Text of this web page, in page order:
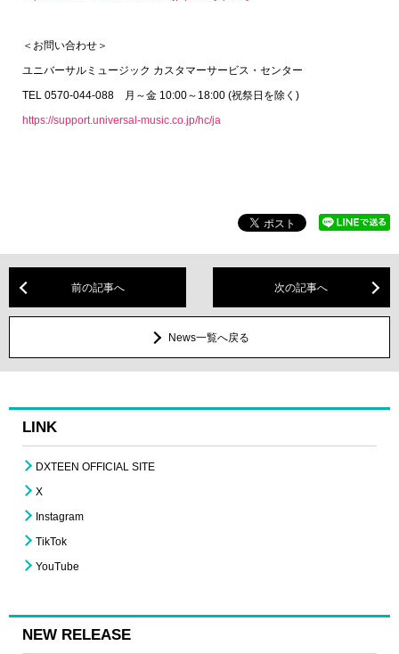
＜お問い合わせ＞
ユニバーサルミュージック カスタマーサービス・センター
TEL 0570-044-088 月～金 10:00～18:00 (祝祭日を除く)
https://support.universal-music.co.jp/hc/ja
前の記事へ 次の記事へ
News一覧へ戻る
LINK
DXTEEN OFFICIAL SITE
X
Instagram
TikTok
YouTube
NEW RELEASE